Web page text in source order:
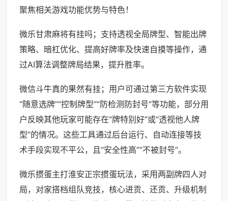
聚焦相关游戏功能优势与特色！
微乐甘肃麻将有挂吗；支持透视全局牌型、智能出牌
策略、暗杠优化、提高好牌率及快速自摸等操作，通
过AI算法调整牌局结果，提升胜率。
微信斗牛真的果然有挂；用户可通过第三方软件实现
“随意选牌”“控制牌型”“防检测防封号”等功能，部分用
户反映其他玩家可能存在“牌特别好”或“透视他人牌
型”的情况。这些工具通过后台运行、自动连接等技
术手段实现不平公，且“安全性高”“不被封号”。
微乐掼蛋主打淮安正宗掼蛋玩法，采用两副牌四人对
局，对家搭档组队竞技，核心进贡、还贡、升级机制